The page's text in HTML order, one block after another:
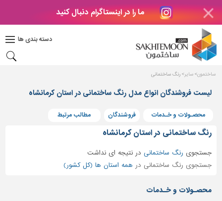
ما را در اینستاگرام دنبال کنید
دسته بندی ها
دکوراسیون
بتن
های
بتنی
و
پنجره
ساختمانی
نرده
و
ساختمون سایر رنگ ساختمانی
لیست فروشندگان انواع مدل رنگ ساختمانی در استان کرمانشاه
محصـولات و خـدمات فروشندگان مطالب مرتبط
رنگ ساختمانی در استان کرمانشاه
جستجوی رنگ ساختمانی درنتیجه ای نداشت
جستجوی رنگ ساختمانی در همه استان ها (کل کشور)
محصـولات و خـدمات